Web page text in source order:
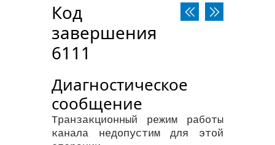
Код
завершения
6111
Диагностическое
сообщение
Транзакционный режим работы
канала недопустим для этой